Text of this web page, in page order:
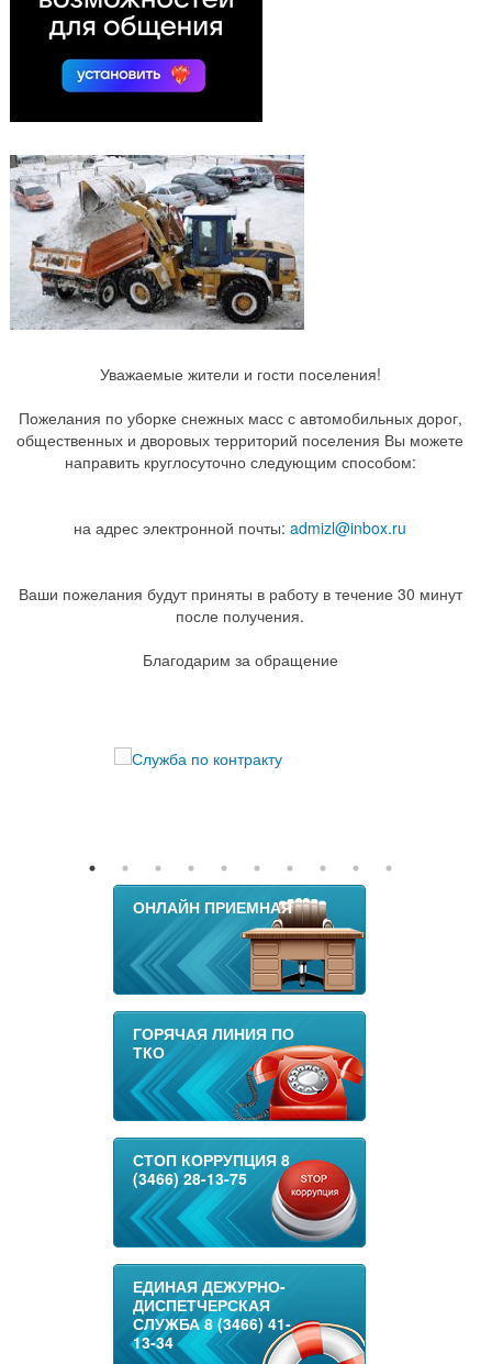
Уважаемые жители и гости поселения!
Пожелания по уборке снежных масс с автомобильных дорог,
общественных и дворовых территорий поселения Вы можете
направить круглосуточно следующим способом:
на адрес электронной почты: admizl@inbox.ru
Ваши пожелания будут приняты в работу в течение 30 минут
после получения.
Благодарим за обращение
ОНЛАЙН ПРИЕМНАЯ
ГОРЯЧАЯ ЛИНИЯ ПО
ТКО
СТОП КОРРУПЦИЯ 8
(3466) 28-13-75
ЕДИНАЯ ДЕЖУРНО-
ДИСПЕТЧЕРСКАЯ
СЛУЖБА 8 (3466) 41-
13-34